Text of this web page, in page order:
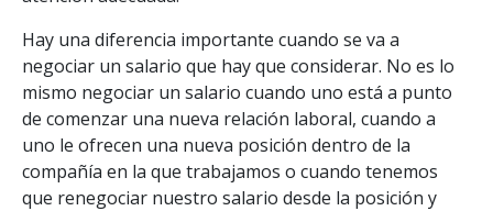
Hay una diferencia importante cuando se va a
negociar un salario que hay que considerar. No es lo
mismo negociar un salario cuando uno está a punto
de comenzar una nueva relación laboral, cuando a
uno le ofrecen una nueva posición dentro de la
compañía en la que trabajamos o cuando tenemos
que renegociar nuestro salario desde la posición y